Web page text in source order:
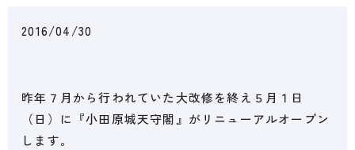
2016/04/30
昨年７月から行われていた大改修を終え５月１日
（日）に『小田原城天守閣』がリニューアルオープン
します。